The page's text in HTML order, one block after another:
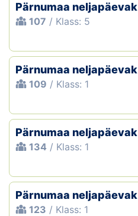
Pärnumaa neljapäevak
107 / Klass: 5
Pärnumaa neljapäevak
109 / Klass: 1
Pärnumaa neljapäevak
134 / Klass: 1
Pärnumaa neljapäevak
123 / Klass: 1